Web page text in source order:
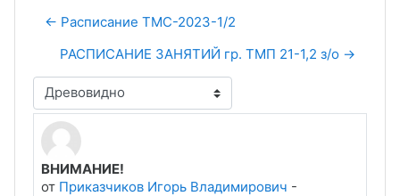
← Расписание ТМС-2023-1/2
РАСПИСАНИЕ ЗАНЯТИЙ гр. ТМП 21-1,2 з/о →
Режим отображения
ВНИМАНИЕ!
от Приказчиков Игорь Владимирович -
Количество ответов: 0